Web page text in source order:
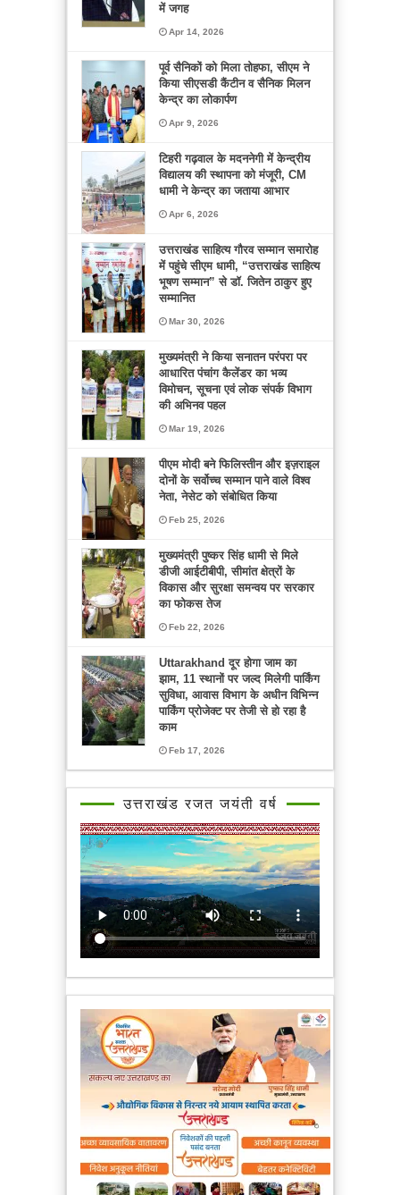
में जगह
Apr 14, 2026
पूर्व सैनिकों को मिला तोहफा, सीएम ने
किया सीएसडी कैंटीन व सैनिक मिलन
केन्द्र का लोकार्पण
Apr 9, 2026
टिहरी गढ़वाल के मदननेगी में केन्द्रीय
विद्यालय की स्थापना को मंजूरी, CM
धामी ने केन्द्र का जताया आभार
Apr 6, 2026
उत्तराखंड साहित्य गौरव सम्मान समारोह
में पहुंचे सीएम धामी, “उत्तराखंड साहित्य
भूषण सम्मान” से डॉ. जितेन ठाकुर हुए
सम्मानित
Mar 30, 2026
मुख्यमंत्री ने किया सनातन परंपरा पर
आधारित पंचांग कैलेंडर का भव्य
विमोचन, सूचना एवं लोक संपर्क विभाग
की अभिनव पहल
Mar 19, 2026
पीएम मोदी बने फिलिस्तीन और इज़राइल
दोनों के सर्वोच्च सम्मान पाने वाले विश्व
नेता, नेसेट को संबोधित किया
Feb 25, 2026
मुख्यमंत्री पुष्कर सिंह धामी से मिले
डीजी आईटीबीपी, सीमांत क्षेत्रों के
विकास और सुरक्षा समन्वय पर सरकार
का फोकस तेज
Feb 22, 2026
Uttarakhand दूर होगा जाम का
झाम, 11 स्थानों पर जल्द मिलेगी पार्किंग
सुविधा, आवास विभाग के अधीन विभिन्न
पार्किंग प्रोजेक्ट पर तेजी से हो रहा है
काम
Feb 17, 2026
उत्तराखंड रजत जयंती वर्ष